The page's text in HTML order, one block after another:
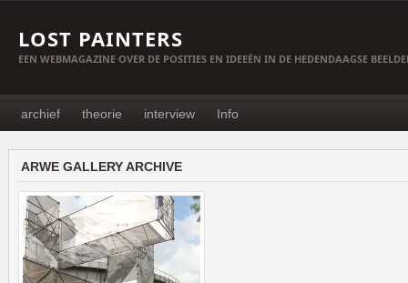
LOST PAINTERS
EEN WEBMAGAZINE OVER DE POSITIES EN IDEEËN IN DE HEDENDAAGSE
archief theorie interview Info
ARWE GALLERY ARCHIVE